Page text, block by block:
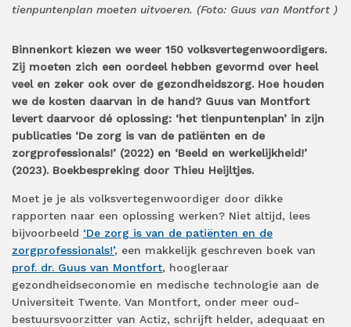
tienpuntenplan moeten uitvoeren. (Foto: Guus van Montfort )
Binnenkort kiezen we weer 150 volksvertegenwoordigers.
Zij moeten zich een oordeel hebben gevormd over heel
veel en zeker ook over de gezondheidszorg. Hoe houden
we de kosten daarvan in de hand? Guus van Montfort
levert daarvoor dé oplossing: ‘het tienpuntenplan’ in zijn
publicaties ‘De zorg is van de patiënten en de
zorgprofessionals!’ (2022) en ‘Beeld en werkelijkheid!’
(2023). Boekbespreking door Thieu Heijltjes.
Moet je je als volksvertegenwoordiger door dikke
rapporten naar een oplossing werken? Niet altijd, lees
bijvoorbeeld ‘De zorg is van de patiënten en de
zorgprofessionals!’, een makkelijk geschreven boek van
prof. dr. Guus van Montfort, hoogleraar
gezondheidseconomie en medische technologie aan de
Universiteit Twente. Van Montfort, onder meer oud-
bestuursvoorzitter van Actiz, schrijft helder, adequaat en